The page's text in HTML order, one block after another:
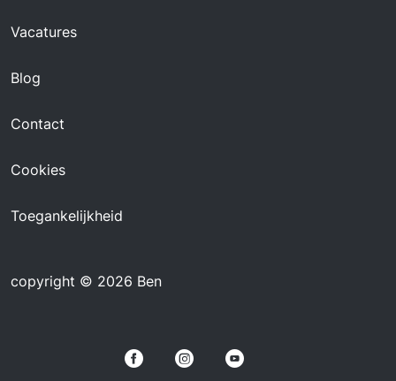
Vacatures
Blog
Contact
Cookies
Toegankelijkheid
copyright © 2026 Ben